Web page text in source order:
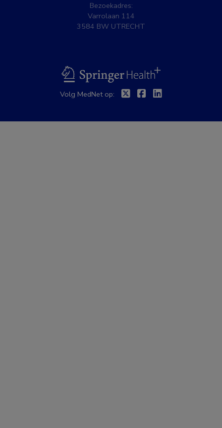
Bezoekadres:
Varrolaan 114
3584 BW UTRECHT
BSL
Volg MedNet op: TwitterFacebook
Linkedin